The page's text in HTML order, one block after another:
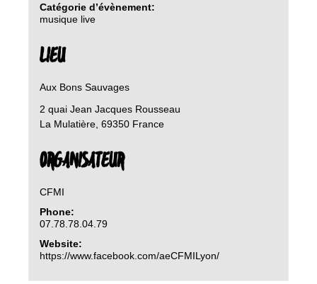
Catégorie d’évènement:
musique live
LIEU
Aux Bons Sauvages
2 quai Jean Jacques Rousseau
La Mulatière, 69350 France
ORGANISATEUR
CFMI
Phone:
07.78.78.04.79
Website:
https://www.facebook.com/aeCFMILyon/